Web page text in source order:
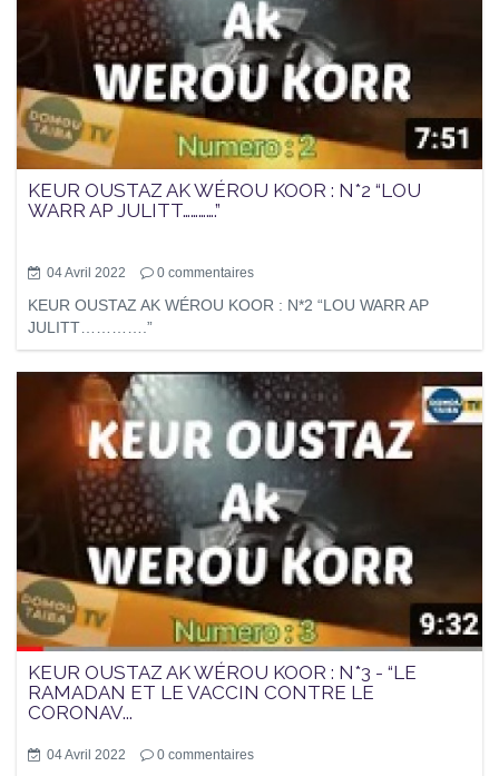
KEUR OUSTAZ AK WÉROU KOOR : N*2 “LOU
WARR AP JULITT………….”
04 Avril 2022 0 commentaires
KEUR OUSTAZ AK WÉROU KOOR : N*2 “LOU WARR AP
JULITT………….”
KEUR OUSTAZ AK WÉROU KOOR : N*3 - “LE
RAMADAN ET LE VACCIN CONTRE LE
CORONAV...
04 Avril 2022 0 commentaires